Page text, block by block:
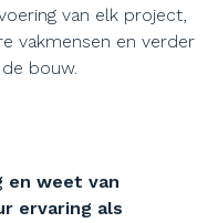
van elk project,
vakmensen en verder
bouw.
en weet van
ervaring als